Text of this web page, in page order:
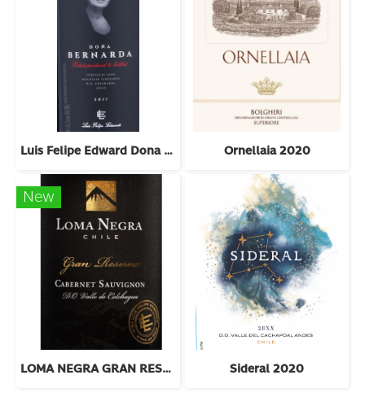
Luis Felipe Edward Dona Bernarda 2018 Ornellaia 2020
New
LOMA NEGRA GRAN RESERVA CAB SAUV 2022 Sideral 2020